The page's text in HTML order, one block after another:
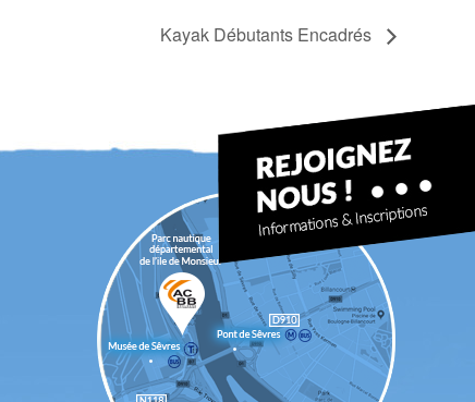
Kayak Débutants Encadrés